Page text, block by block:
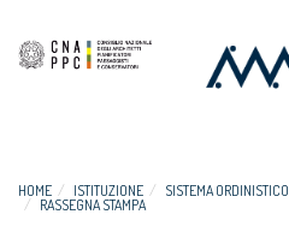
HOME ISTITUZIONE SISTEMA ORDINISTICO
RASSEGNA STAMPA